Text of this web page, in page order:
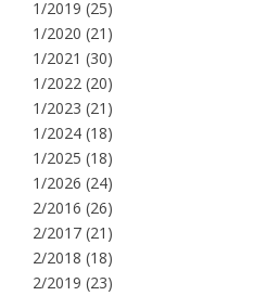
1/2019 (25)
1/2020 (21)
1/2021 (30)
1/2022 (20)
1/2023 (21)
1/2024 (18)
1/2025 (18)
1/2026 (24)
2/2016 (26)
2/2017 (21)
2/2018 (18)
2/2019 (23)